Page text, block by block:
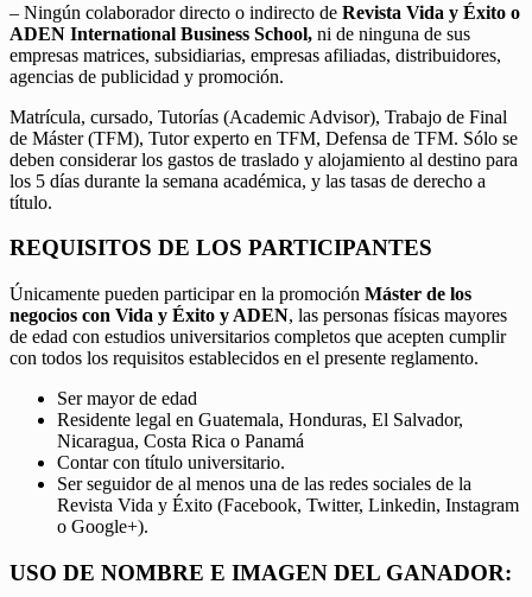
– Ningún colaborador directo o indirecto de Revista Vida y Éxito o
ADEN International Business School, ni de ninguna de sus
empresas matrices, subsidiarias, empresas afiliadas, distribuidores,
agencias de publicidad y promoción.
Matrícula, cursado, Tutorías (Academic Advisor), Trabajo de Final
de Máster (TFM), Tutor experto en TFM, Defensa de TFM. Sólo se
deben considerar los gastos de traslado y alojamiento al destino para
los 5 días durante la semana académica, y las tasas de derecho a
título.
REQUISITOS DE LOS PARTICIPANTES
Únicamente pueden participar en la promoción Máster de los
negocios con Vida y Éxito y ADEN, las personas físicas mayores
de edad con estudios universitarios completos que acepten cumplir
con todos los requisitos establecidos en el presente reglamento.
Ser mayor de edad
Residente legal en Guatemala, Honduras, El Salvador,
Nicaragua, Costa Rica o Panamá
Contar con título universitario.
Ser seguidor de al menos una de las redes sociales de la
Revista Vida y Éxito (Facebook, Twitter, Linkedin, Instagram
o Google+).
USO DE NOMBRE E IMAGEN DEL GANADOR: